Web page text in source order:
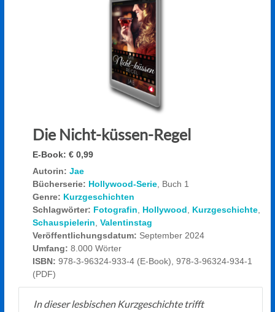
Die Nicht-küssen-Regel
E-Book: € 0,99
Autorin: Jae
Bücherserie: Hollywood-Serie, Buch 1
Genre: Kurzgeschichten
Schlagwörter: Fotografin, Hollywood, Kurzgeschichte,
Schauspielerin, Valentinstag
Veröffentlichungsdatum: September 2024
Umfang: 8.000 Wörter
ISBN: 978-3-96324-933-4 (E-Book), 978-3-96324-934-1
(PDF)
In dieser lesbischen Kurzgeschichte trifft